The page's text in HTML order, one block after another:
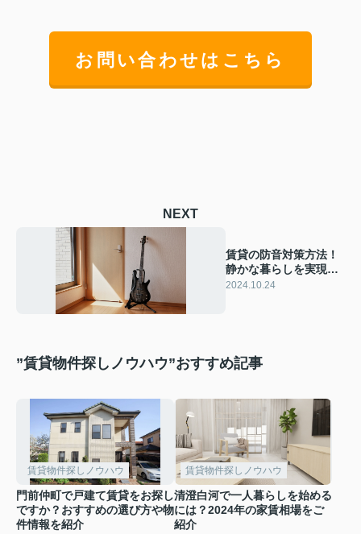
お問い合わせはこちら
NEXT
賃貸の防音対策方法！
静かな暮らしを実現す
る秘訣とは？
2024.10.24
”賃貸物件探しノウハウ”おすすめ記事
賃貸物件探しノウハウ
門前仲町で戸建て賃貸をお探し
ですか？おすすめの選び方や物
件情報を紹介
賃貸物件探しノウハウ
清澄白河で一人暮らしを始める
には？2024年の家賃相場をご
紹介